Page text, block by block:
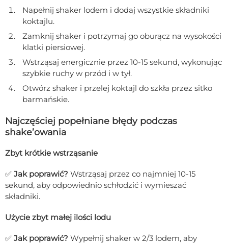
Napełnij shaker lodem i dodaj wszystkie składniki
koktajlu.
Zamknij shaker i potrzymaj go oburącz na wysokości
klatki piersiowej.
Wstrząsaj energicznie przez 10-15 sekund, wykonując
szybkie ruchy w przód i w tył.
Otwórz shaker i przelej koktajl do szkła przez sitko
barmańskie.
Najczęściej popełniane błędy podczas
shake’owania
Zbyt krótkie wstrząsanie
✅ Jak poprawić? Wstrząsaj przez co najmniej 10-15
sekund, aby odpowiednio schłodzić i wymieszać
składniki.
Użycie zbyt małej ilości lodu
✅ Jak poprawić? Wypełnij shaker w 2/3 lodem, aby